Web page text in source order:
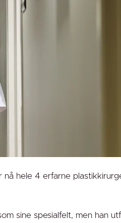
nå hele 4 erfarne
sine spesialfelt, men han